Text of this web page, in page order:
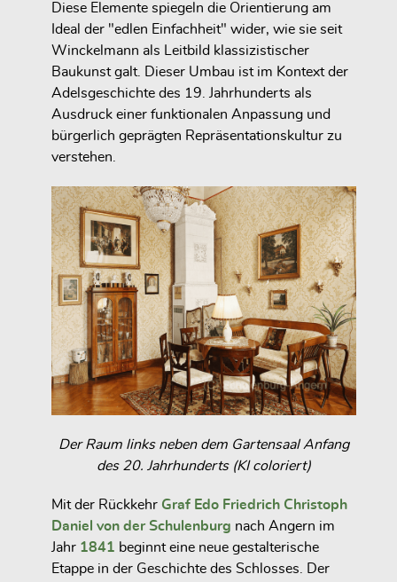
Diese Elemente spiegeln die Orientierung am
Ideal der "edlen Einfachheit" wider, wie sie seit
Winckelmann als Leitbild klassizistischer
Baukunst galt. Dieser Umbau ist im Kontext der
Adelsgeschichte des 19. Jahrhunderts als
Ausdruck einer funktionalen Anpassung und
bürgerlich geprägten Repräsentationskultur zu
verstehen.
Der Raum links neben dem Gartensaal Anfang
des 20. Jahrhunderts (KI coloriert)
Mit der Rückkehr Graf Edo Friedrich Christoph
Daniel von der Schulenburg nach Angern im
Jahr 1841 beginnt eine neue gestalterische
Etappe in der Geschichte des Schlosses. Der